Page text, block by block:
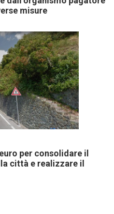
misure
per consolidare il
città e realizzare il